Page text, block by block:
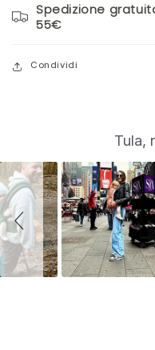
Spedizione
55€
Condividi
i
d
e
s
h
o
w
Tula,